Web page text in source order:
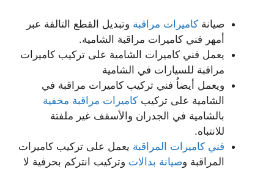
صيانة كاميرات مراقبة وتبديل القطع التالفة عبر
أمهر فني كاميرات مراقبة الشامية.
يعمل فني كاميرات الشامية على تركيب كاميرات
مراقبة للسيارات في الشامية
ويعمل أيضاُ فني تركيب كاميرات مراقبة في
الشامية على تركيب كاميرات مراقبة مخفية
بالشامية في الجدران والأسقف غير ملفتة
للانتباه.
فني كاميرات المراقبة يعمل على تركيب كاميرات
المراقبة وصيانة بدالات وتركيب انتركم بحرفية لا